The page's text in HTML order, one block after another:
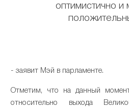
оптимистично и
- заявит Мэй в парламенте.
Отметим, что на данный
относительно выхода